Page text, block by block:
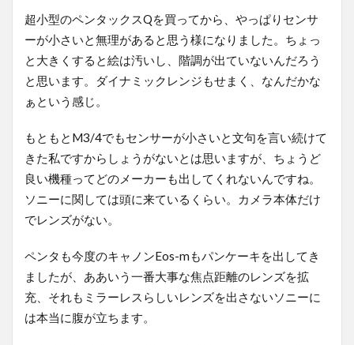
超小型のペンタックスQを買ってから、やっぱりセンサ
ーが小さいと無理があると思う様になりました。ちょっ
と大きくすると絵は汚いし、階調が出ていないんだろう
と思います。ダイナミックレンジもせまく、なんだかな
ぁという感じ。
もともとM3/4でもセンサーが小さいと文句を言い続けて
きた私ですからしょうがないとは思いますが、ちょうど
良い機種ってどのメーカーも出してくれないんですね。
ソニーに関しては頭に来ているくらい。カメラ本体だけ
でレンズがない。
ペンタも今度のキャノンEos-mもパンケーキを出してき
ましたが、ああいう一番大事な焦点距離のレンズを拡
充、それもミラーレスらしいレンズを出さないソニーに
は本当に腹が立ちます。